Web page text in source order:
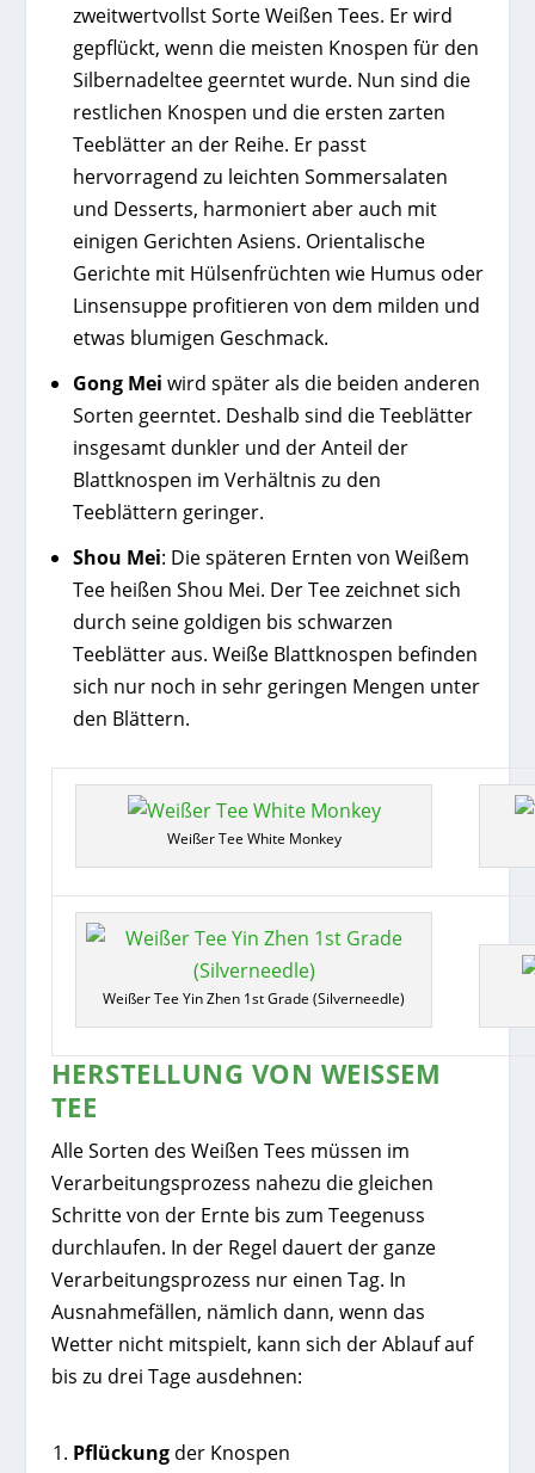
zweitwertvollst Sorte Weißen Tees. Er wird
gepflückt, wenn die meisten Knospen für den
Silbernadeltee geerntet wurde. Nun sind die
restlichen Knospen und die ersten zarten
Teeblätter an der Reihe. Er passt
hervorragend zu leichten Sommersalaten
und Desserts, harmoniert aber auch mit
einigen Gerichten Asiens. Orientalische
Gerichte mit Hülsenfrüchten wie Humus oder
Linsensuppe profitieren von dem milden und
etwas blumigen Geschmack.
Gong Mei wird später als die beiden anderen
Sorten geerntet. Deshalb sind die Teeblätter
insgesamt dunkler und der Anteil der
Blattknospen im Verhältnis zu den
Teeblättern geringer.
Shou Mei: Die späteren Ernten von Weißem
Tee heißen Shou Mei. Der Tee zeichnet sich
durch seine goldigen bis schwarzen
Teeblätter aus. Weiße Blattknospen befinden
sich nur noch in sehr geringen Mengen unter
den Blättern.
Weißer Tee White Monkey
Weißer Tee Yin Zhen 1st Grade (Silverneedle)
HERSTELLUNG VON WEISSEM T
EE
Alle Sorten des Weißen Tees müssen im
Verarbeitungsprozess nahezu die gleichen
Schritte von der Ernte bis zum Teegenuss
durchlaufen. In der Regel dauert der ganze
Verarbeitungsprozess nur einen Tag. In
Ausnahmefällen, nämlich dann, wenn das
Wetter nicht mitspielt, kann sich der Ablauf auf
bis zu drei Tage ausdehnen:
Pflückungder Knospen